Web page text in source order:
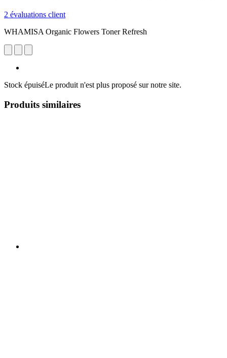
2 évaluations client
WHAMISA Organic Flowers Toner Refresh
Stock épuiséLe produit n'est plus proposé sur notre site.
Produits similaires